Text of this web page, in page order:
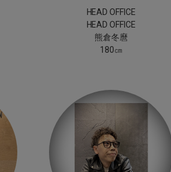
HEAD OFFICE
HEAD OFFICE
熊倉冬麿
180㎝